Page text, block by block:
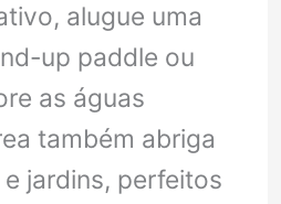
alugue uma
up paddle ou
as águas
também abriga
jardins, perfeitos